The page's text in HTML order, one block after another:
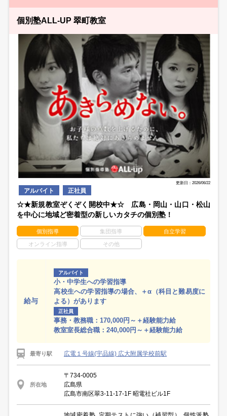
個別塾ALL-UP 翠町教室
更新日：2026/06/22
アルバイト 正社員
☆★新規教室ぞくぞく開校中★☆ 広島・岡山・山口・松山
を中心に地域ど密着型の新しいカタチの個別塾！
個別指導 集団指導 自立学習
オンライン指導 その他
給与
アルバイト
小・中学生への学習指導
高校生への学習指導の場合、＋α（科目と難易度に
よる）があります
正社員
事務・教務職：170,000円～＋経験能力給
教室室長総合職：240,000円～＋経験能力給
最寄り駅 広電１号線(宇品線) 広大附属学校前駅
所在地
〒734-0005
広島県
広島市南区翠3-11-17-1F 昭電社ビル1F